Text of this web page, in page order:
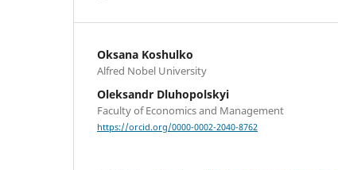
Oksana Koshulko
Alfred Nobel University
Oleksandr Dluhopolskyi
Faculty of Economics and Management
https://orcid.org/0000-0002-2040-8762